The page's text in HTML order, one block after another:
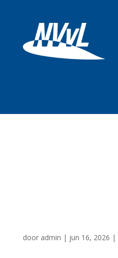
door admin | jun 16, 2026 |